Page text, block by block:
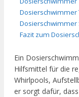
Dosierschwimmer
Dosierschwimmer
Fazit zum
Ein
Hilfsmittel für die
Whirlpools,
er sorgt dafür,